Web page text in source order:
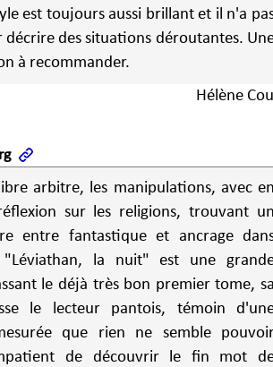
est toujours aussi brillant et il n'a
décrire des situations déroutantes.
à recommander.
Hélène
arbitre, les manipulations, avec
sur les religions, trouvant
entre fantastique et ancrage
le déjà très bon premier tome,
le lecteur pantois, témoin
que rien ne semble
de découvrir le fin mot